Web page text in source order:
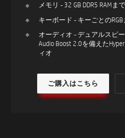
メモリ - 32 GB DDR5 RAMま
キーボード - キーごとの
オーディオ - デュアルスピ
Audio Boost 2.0を備えた
ィオ
ご購入はこちら